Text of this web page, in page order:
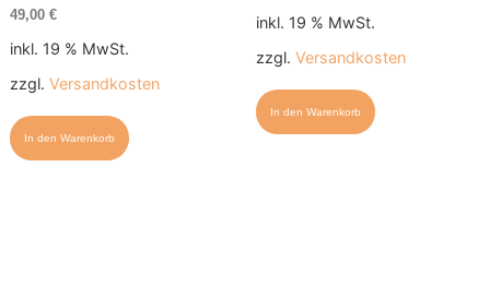
49,00 €
inkl. 19 % MwSt.
zzgl. Versandkosten
In den Warenkorb
inkl. 19 % MwSt.
zzgl. Versandkosten
In den Warenkorb